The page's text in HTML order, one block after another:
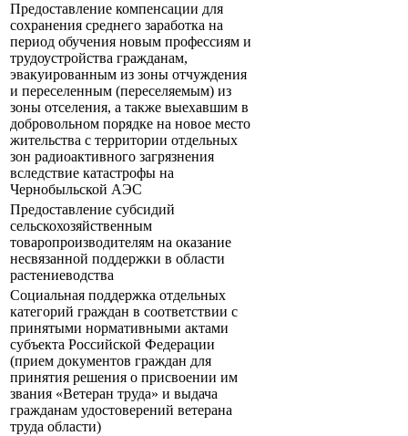
Предоставление компенсации для
сохранения среднего заработка на
период обучения новым профессиям и
трудоустройства гражданам,
эвакуированным из зоны отчуждения
и переселенным (переселяемым) из
зоны отселения, а также выехавшим в
добровольном порядке на новое место
жительства с территории отдельных
зон радиоактивного загрязнения
вследствие катастрофы на
Чернобыльской АЭС
Предоставление субсидий
сельскохозяйственным
товаропроизводителям на оказание
несвязанной поддержки в области
растениеводства
Социальная поддержка отдельных
категорий граждан в соответствии с
принятыми нормативными актами
субъекта Российской Федерации
(прием документов граждан для
принятия решения о присвоении им
звания «Ветеран труда» и выдача
гражданам удостоверений ветерана
труда области)